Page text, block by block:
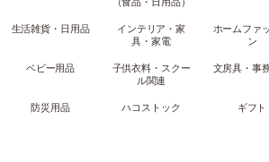
生活雑貨・日用品
インテリア・家
具・家電
ホームファ
ン
ベビー用品
子供衣料・スクー
ル関連
文房具・事
防災用品 ハコストック ギフト